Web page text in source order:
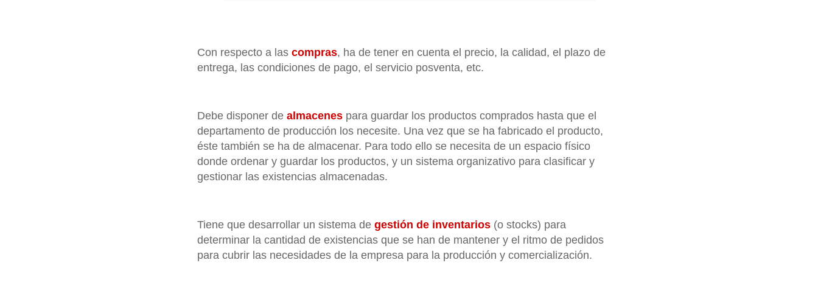
Con respecto a las compras, ha de tener en cuenta el precio, la calidad, el plazo de
entrega, las condiciones de pago, el servicio posventa, etc.
Debe disponer de almacenes para guardar los productos comprados hasta que el
departamento de producción los necesite. Una vez que se ha fabricado el producto,
éste también se ha de almacenar. Para todo ello se necesita de un espacio físico
donde ordenar y guardar los productos, y un sistema organizativo para clasificar y
gestionar las existencias almacenadas.
Tiene que desarrollar un sistema de gestión de inventarios (o stocks) para
determinar la cantidad de existencias que se han de mantener y el ritmo de pedidos
para cubrir las necesidades de la empresa para la producción y comercialización.